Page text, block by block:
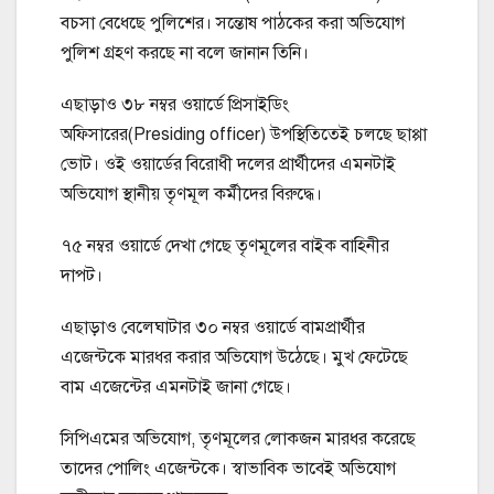
বচসা বেধেছে পুলিশের। সন্তোষ পাঠকের করা অভিযোগ
পুলিশ গ্রহণ করছে না বলে জানান তিনি।
এছাড়াও ৩৮ নম্বর ওয়ার্ডে প্রিসাইডিং
অফিসারের(Presiding officer) উপস্থিতিতেই চলছে ছাপ্পা
ভোট। ওই ওয়ার্ডের বিরোধী দলের প্রার্থীদের এমনটাই
অভিযোগ স্থানীয় তৃণমূল কর্মীদের বিরুদ্ধে।
৭৫ নম্বর ওয়ার্ডে দেখা গেছে তৃণমূলের বাইক বাহিনীর
দাপট।
এছাড়াও বেলেঘাটার ৩০ নম্বর ওয়ার্ডে বামপ্রার্থীর
এজেন্টকে মারধর করার অভিযোগ উঠেছে। মুখ ফেটেছে
বাম এজেন্টের এমনটাই জানা গেছে।
সিপিএমের অভিযোগ, তৃণমূলের লোকজন মারধর করেছে
তাদের পোলিং এজেন্টকে। স্বাভাবিক ভাবেই অভিযোগ